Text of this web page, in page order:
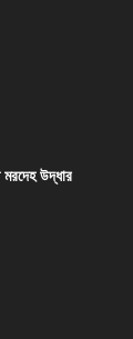
উদ্ধার